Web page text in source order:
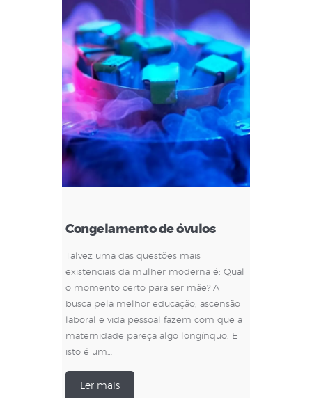
Congelamento de óvulos
Talvez uma das questões mais
existenciais da mulher moderna é: Qual
o momento certo para ser mãe? A
busca pela melhor educação, ascensão
laboral e vida pessoal fazem com que a
maternidade pareça algo longínquo. E
isto é um…
Ler mais